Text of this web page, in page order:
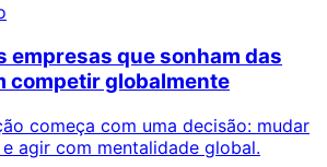
empresas que sonham das
competir globalmente
começa com uma decisão: mudar
agir com mentalidade global.